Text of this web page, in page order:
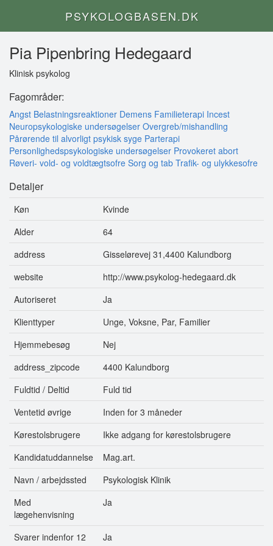
PSYKOLOGBASEN.DK
Pia Pipenbring Hedegaard
Klinisk psykolog
Fagområder:
Angst Belastningsreaktioner Demens Familieterapi Incest
Neuropsykologiske undersøgelser Overgreb/mishandling
Pårørende til alvorligt psykisk syge Parterapi
Personlighedspsykologiske undersøgelser Provokeret abort
Røveri- vold- og voldtægtsofre Sorg og tab Trafik- og ulykkesofre
Detaljer
Køn
Kvinde
Alder
64
address
Gisselørevej 31,4400 Kalundborg
website
http://www.psykolog-hedegaard.dk
Autoriseret
Ja
Klienttyper
Unge, Voksne, Par, Familier
Hjemmebesøg
Nej
address_zipcode
4400 Kalundborg
Fuldtid / Deltid
Fuld tid
Ventetid øvrige
Inden for 3 måneder
Kørestolsbrugere
Ikke adgang for kørestolsbrugere
Kandidatuddannelse
Mag.art.
Navn / arbejdssted
Psykologisk Klinik
Med
lægehenvisning
Ja
Svarer indenfor 12
Ja